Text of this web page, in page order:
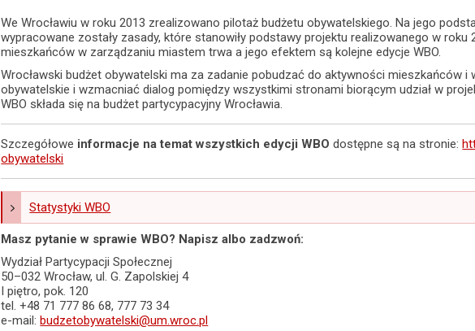
We Wrocławiu w roku 2013 zrealizowano pilotaż budżetu obywatelskiego. Na jego
wypracowane zostały zasady, które stanowiły podstawy projektu realizowanego w
mieszkańców w zarządzaniu miastem trwa a jego efektem są kolejne edycje WBO.
Wrocławski budżet obywatelski ma za zadanie pobudzać do aktywności mieszkańców
obywatelskie i wzmacniać dialog pomiędzy wszystkimi stronami biorącym udział w
WBO składa się na budżet partycypacyjny Wrocławia.
Szczegółowe informacje na temat wszystkich edycji WBO dostępne są na stronie:
obywatelski
Statystyki WBO
Masz pytanie w sprawie WBO? Napisz albo zadzwoń:
Wydział Partycypacji Społecznej
50–032 Wrocław, ul. G. Zapolskiej 4
I piętro, pok. 120
tel. +48 71 777 86 68, 777 73 34
e-mail:budzetobywatelski@um.wroc.pl